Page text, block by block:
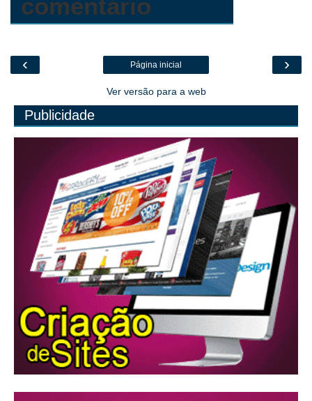
comentário
‹ ›
Página inicial
Ver versão para a web
Publicidade